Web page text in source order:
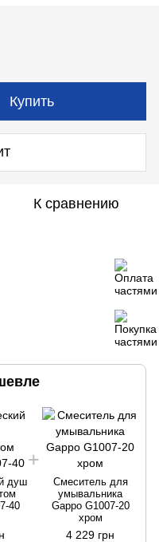
Купить
К сравнению
душ
40
Смеситель для
умывальника
Gappo G1007-20
хром
4 229 грн